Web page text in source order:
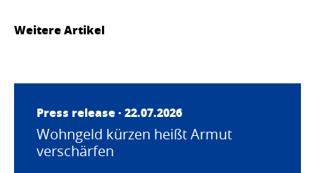
Weitere Artikel
Press release · 22.07.2026
Wohngeld kürzen heißt Armut
verschärfen